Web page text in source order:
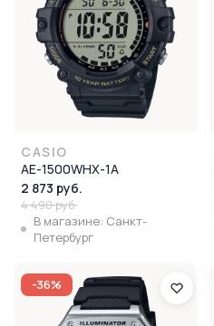
CASIO
AE-1500WHX-1A
2 873 руб.
4 490 руб.
В магазине: Санкт-
Петербург
-36%